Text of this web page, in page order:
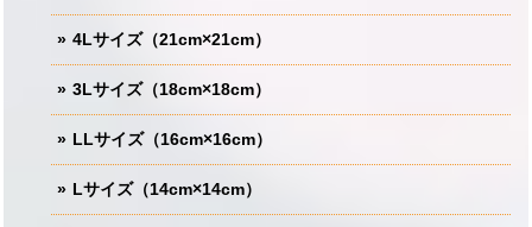
4Lサイズ（21cm×21cm）
3Lサイズ（18cm×18cm）
LLサイズ（16cm×16cm）
Lサイズ（14cm×14cm）